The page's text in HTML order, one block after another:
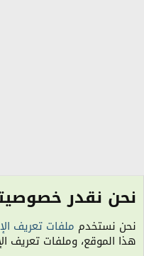
الصور والكاريكاتير - Photos Gallery
الكوكيز
نحن نقدر
نحن نستخدم ملفات تعريف
هذا الموقع، وملفات تعريف